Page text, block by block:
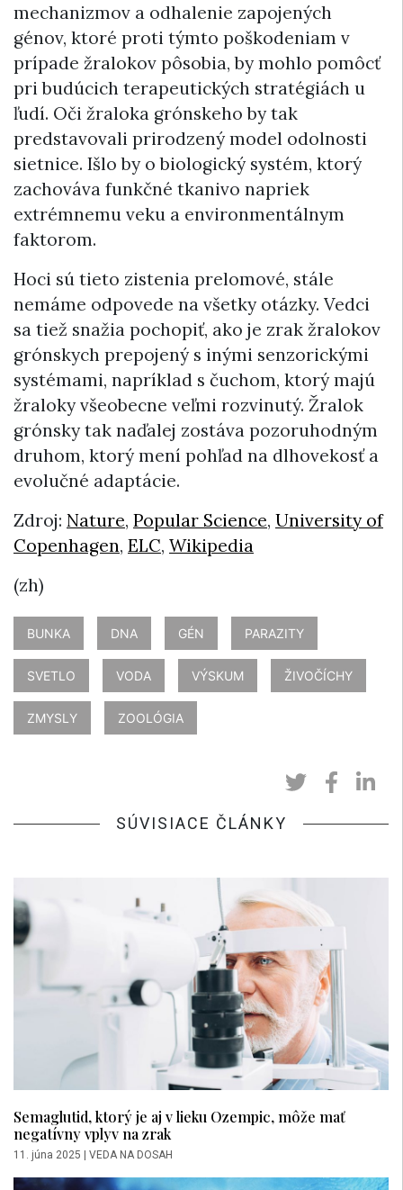
mechanizmov a odhalenie zapojených
génov, ktoré proti týmto poškodeniam v
prípade žralokov pôsobia, by mohlo pomôcť
pri budúcich terapeutických stratégiách u
ľudí. Oči žraloka grónskeho by tak
predstavovali prirodzený model odolnosti
sietnice. Išlo by o biologický systém, ktorý
zachováva funkčné tkanivo napriek
extrémnemu veku a environmentálnym
faktorom.
Hoci sú tieto zistenia prelomové, stále
nemáme odpovede na všetky otázky. Vedci
sa tiež snažia pochopiť, ako je zrak žralokov
grónskych prepojený s inými senzorickými
systémami, napríklad s čuchom, ktorý majú
žraloky všeobecne veľmi rozvinutý. Žralok
grónsky tak naďalej zostáva pozoruhodným
druhom, ktorý mení pohľad na dlhovekosť a
evolučné adaptácie.
Zdroj: Nature, Popular Science, University of
Copenhagen, ELC, Wikipedia
(zh)
BUNKA DNA GÉN PARAZITY
SVETLO VODA VÝSKUM ŽIVOČÍCHY
ZMYSLY ZOOLÓGIA
SÚVISIACE ČLÁNKY
Semaglutid, ktorý je aj v lieku Ozempic, môže mať
negatívny vplyv na zrak
11. júna 2025 VEDA NA DOSAH